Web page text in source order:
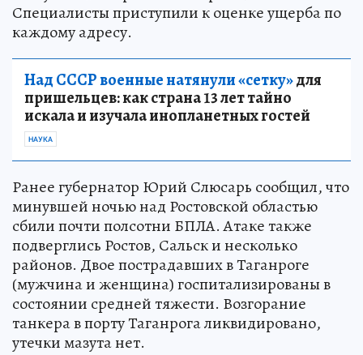
Специалисты приступили к оценке ущерба по
каждому адресу.
Над СССР военные натянули «сетку»для
пришельцев: как страна 13 лет тайно
искала и изучала инопланетных гостей
НАУКА
Ранее губернатор Юрий Слюсарь сообщил, что
минувшей ночью над Ростовской областью
сбили почти полсотни БПЛА. Атаке также
подверглись Ростов, Сальск и несколько
районов. Двое пострадавших в Таганроге
(мужчина и женщина) госпитализированы в
состоянии средней тяжести. Возгорание
танкера в порту Таганрога ликвидировано,
утечки мазута нет.